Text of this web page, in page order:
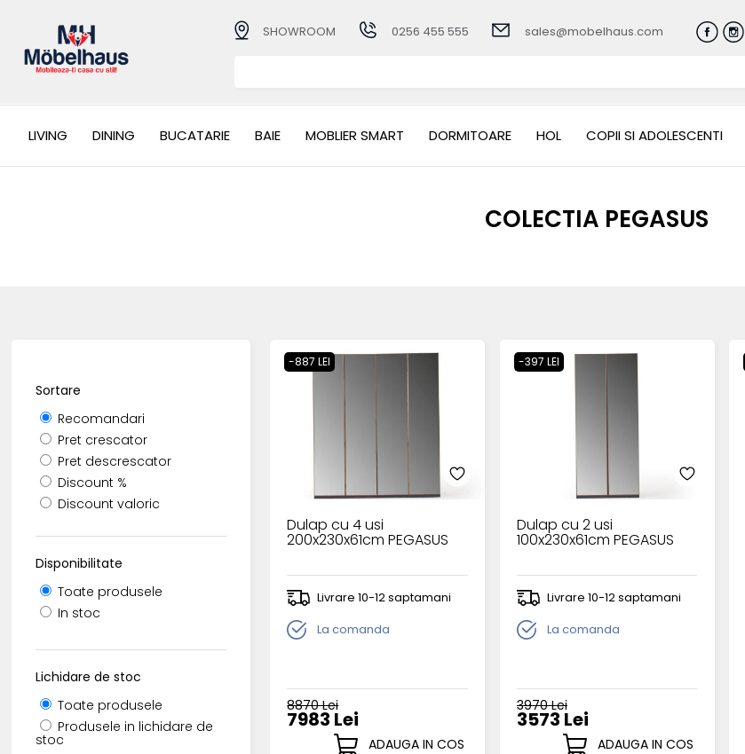
SHOWROOM 0256 455 555 sales@mobelhaus.com
LIVING DINING BUCATARIE BAIE MOBLIER SMART DORMITOARE HOL COPII SI ADOLESCENTI
COLECTIA PEGASUS
Sortare
Recomandari
Pret crescator
Pret descrescator
Discount %
Discount valoric
Disponibilitate
Toate produsele
In stoc
Lichidare de stoc
Toate produsele
Produsele in lichidare de
stoc
-887 LEI
Dulap cu 4 usi
200x230x61cm PEGASUS
Livrare 10-12 saptamani
La comanda
8870 Lei
7983 Lei
ADAUGA IN COS
-397 LEI
Dulap cu 2 usi
100x230x61cm PEGASUS
Livrare 10-12 saptamani
La comanda
3970 Lei
3573 Lei
ADAUGA IN COS